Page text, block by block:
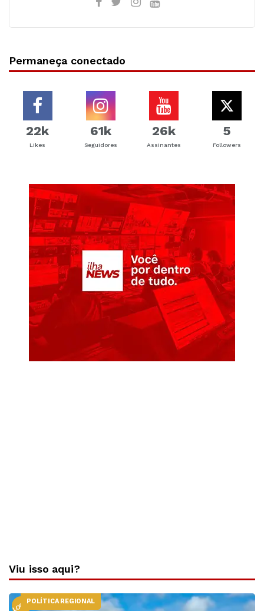
Permaneça conectado
22k
Likes
61k
Seguidores
26k
Assinantes
5
Followers
Viu isso aqui?
LOCALPOLÍTICA REGIONAL